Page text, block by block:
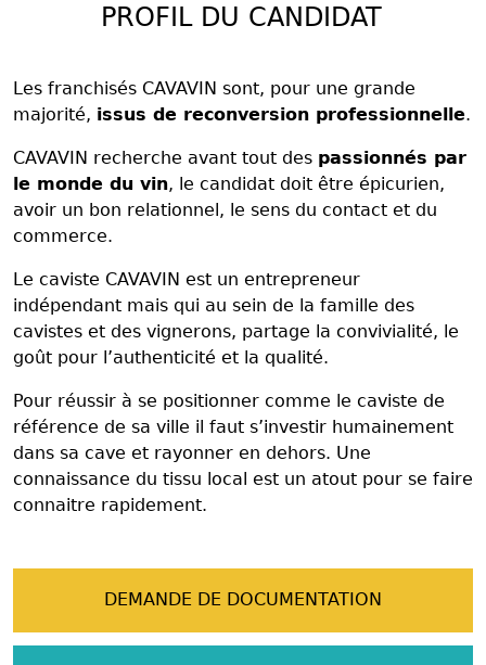
PROFIL DU CANDIDAT
Les franchisés CAVAVIN sont, pour une grande
majorité, issus de reconversion professionnelle.
CAVAVIN recherche avant tout des passionnés par
le monde du vin, le candidat doit être épicurien,
avoir un bon relationnel, le sens du contact et du
commerce.
Le caviste CAVAVIN est un entrepreneur
indépendant mais qui au sein de la famille des
cavistes et des vignerons, partage la convivialité, le
goût pour l’authenticité et la qualité.
Pour réussir à se positionner comme le caviste de
référence de sa ville il faut s’investir humainement
dans sa cave et rayonner en dehors. Une
connaissance du tissu local est un atout pour se faire
connaitre rapidement.
DEMANDE DE DOCUMENTATION